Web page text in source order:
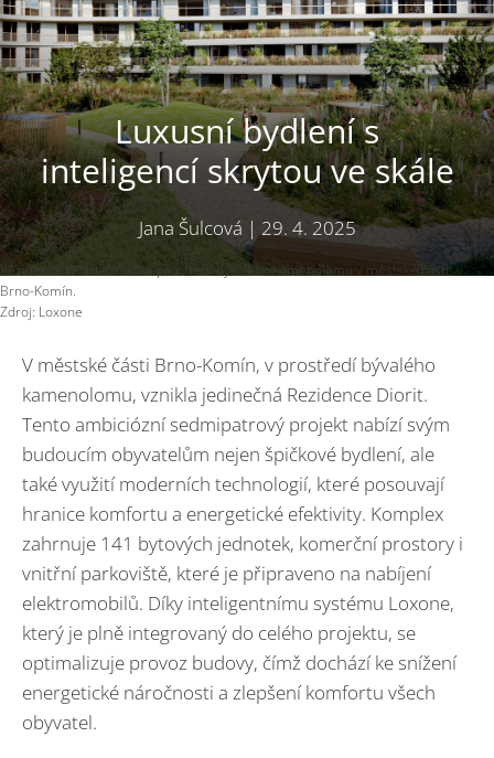
Luxusní bydlení s
inteligencí skrytou ve skále
Jana Šulcová | 29. 4. 2025
Rezidence Diorit vznikla v prostředí bývalého kamenolomu v městské části
Brno-Komín.
Zdroj: Loxone
V městské části Brno-Komín, v prostředí bývalého
kamenolomu, vznikla jedinečná Rezidence Diorit.
Tento ambiciózní sedmipatrový projekt nabízí svým
budoucím obyvatelům nejen špičkové bydlení, ale
také využití moderních technologií, které posouvají
hranice komfortu a energetické efektivity. Komplex
zahrnuje 141 bytových jednotek, komerční prostory i
vnitřní parkoviště, které je připraveno na nabíjení
elektromobilů. Díky inteligentnímu systému Loxone,
který je plně integrovaný do celého projektu, se
optimalizuje provoz budovy, čímž dochází ke snížení
energetické náročnosti a zlepšení komfortu všech
obyvatel.